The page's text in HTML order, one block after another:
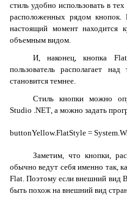
стиль удобно использовать в
расположенных рядом
настоящий момент находится
объемным видом.
И, наконец, кнопка Flat
пользователь располагает
становится темнее.
Стиль кнопки можно
Studio .NET, а можно задать
buttonYellow.FlatStyle =
Заметим, что кнопки,
обычно ведут себя именно так,
Flat. Поэтому если внешний вид
быть похож на внешний вид